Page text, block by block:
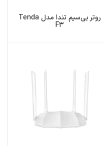
روتر بی‌سیم تندا مدل Tenda
F3